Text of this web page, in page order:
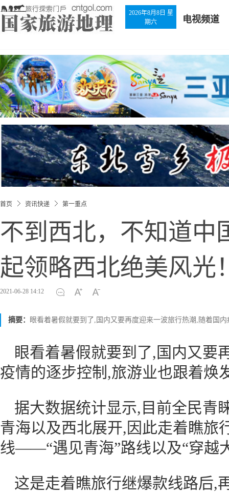
2026年8月8日 星
期六
电视频道
首页 资讯快递 第一重点
不到西北，不知道中
起领略西北绝美风光
2021-06-28 14:12
摘要： 眼看着暑假就要到了,国内又要再度迎来一波旅行热潮,随着国
眼看着暑假就要到了,国内又要
疫情的逐步控制,旅游业也跟着焕
据大数据统计显示,目前全民青
青海以及西北展开,因此走着瞧旅
线——“遇见青海”路线以及“穿越
这是走着瞧旅行继爆款线路后,